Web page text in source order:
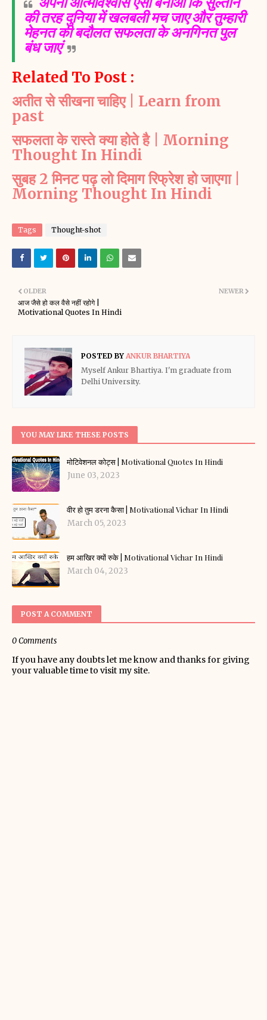
की तरह दुनिया में खलबली मच जाए और तुम्हारी
मेहनत की बदौलत सफलता के अनगिनत पुल
बंध जाएं
Related To Post :
अतीत से सीखना चाहिए | Learn from
past
सफलता के रास्ते क्या होते है | Morning
Thought In Hindi
सुबह 2 मिनट पढ़ लो दिमाग रिफ्रेश हो जाएगा |
Morning Thought In Hindi
Tags Thought-shot
NEWER
OLDER
आज जैसे हो कल वैसे नहीं रहोगे |
Motivational Quotes In Hindi
POSTED BY ANKUR BHARTIYA
Myself Ankur Bhartiya. I'm graduate from
Delhi University.
YOU MAY LIKE THESE POSTS
मोटिवेशनल कोट्स | Motivational Quotes In Hindi
June 03, 2023
वीर हो तुम डरना कैसा | Motivational Vichar In Hindi
March 05, 2023
हम आखिर क्यों रुके | Motivational Vichar In Hindi
March 04, 2023
POST A COMMENT
0 Comments
If you have any doubts let me know and thanks for giving
your valuable time to visit my site.